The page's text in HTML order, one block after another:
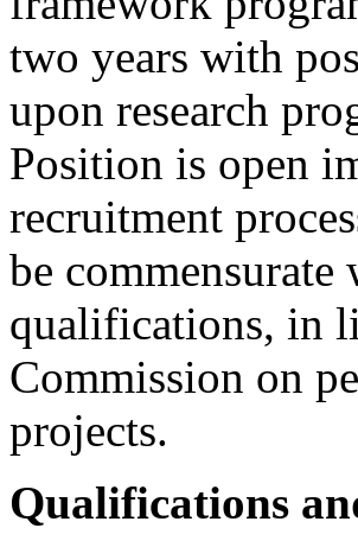
two years with
upon research
Position is open
recruitment
be
qualifications, in
Commission on
projects.
Qualifications